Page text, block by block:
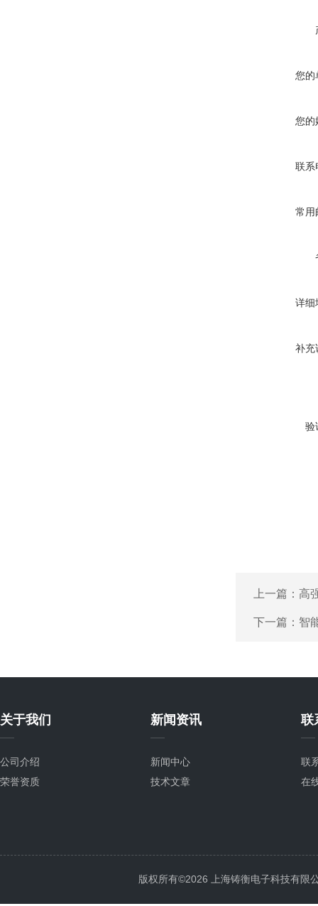
您的
您的
联系
常用
详细
补充
验
上一篇： 高
下一篇： 智
关于我们
公司介绍
荣誉资质
新闻资讯
新闻中心
技术文章
联
联
在
版权所有©2026 上海铸衡电子科技有